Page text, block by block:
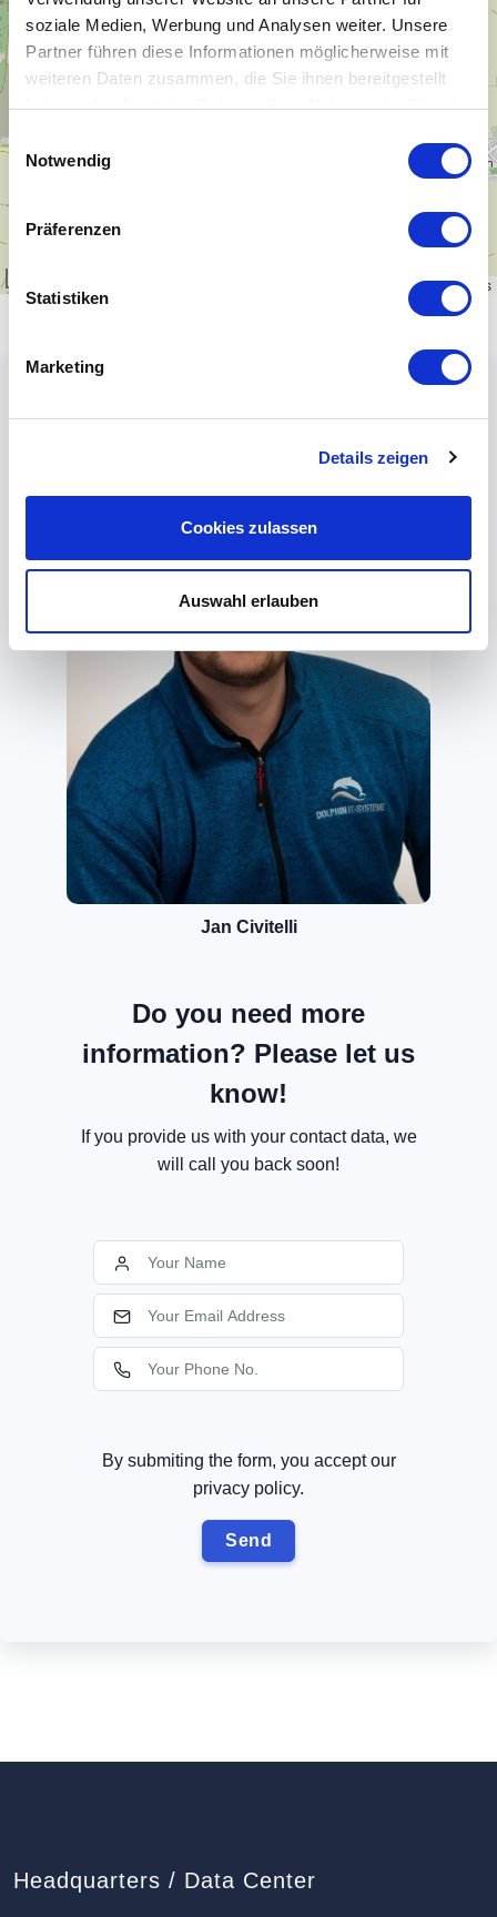
soziale Medien, Werbung und Analysen weiter. Unsere
Partner führen diese Informationen möglicherweise mit
weiteren Daten zusammen, die Sie ihnen bereitgestellt
haben oder die sie im Rahmen Ihrer Nutzung der Dienste
Einwilligungsauswahl
Notwendig
Präferenzen
Statistiken
Marketing
Details zeigen
Cookies zulassen
Auswahl erlauben
−
OpenStreetMapcontributors
Jan Civitelli
Do you need more
information? Please let us
know!
If you provide us with your contact data, we
will call you back soon!
By submiting the form, you accept our
privacy policy.
Headquarters / Data Center